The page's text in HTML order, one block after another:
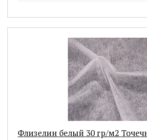
Флизелин белый 30 гр/м2